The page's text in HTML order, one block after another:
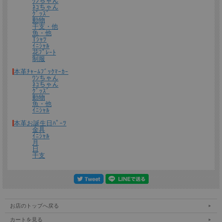
ﾈｺちゃん
ｸﾞｯｽﾞ
動物
干支・他
魚・他
Tｼｬﾂ
ｲﾆｼｬﾙ
花ﾌﾟﾚｰﾄ
制服
本革ﾁｬｰﾑﾌﾞｯｸﾏｰｶｰ
ﾜﾝちゃん
ﾈｺちゃん
ｸﾞｯｽﾞ
動物
魚・他
ｲﾆｼｬﾙ
本革お誕生日ﾊﾟｰﾂ
金具
ｲﾆｼｬﾙ
月
日
干支
お店のトップへ戻る
カートを見る